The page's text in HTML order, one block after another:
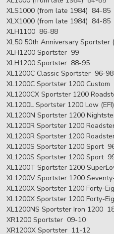
XLS1000 (from late 1984) 84-85
XLX1000 (from late 1984) 84-85
XLH1100 86-88
XL50 50th Anniversary Sportster
XLH1200 Sportster 99
XLH1200 Sportster 88-95
XL1200C Classic Sportster 96-98
XL1200C Sportster 1200
XL1200CX Sportster 1200
XL1200L Sportster 1200 Low
XL1200N Sportster 1200
XL1200R Sportster 1200
XL1200R Sportster 1200
XL1200S Sportster 1200 Sport
XL1200S Sportster 1200 Sport
XL1200T Sportster 1200
XL1200V Sportster 1200
XL1200X Sportster 1200 Forty-
XL1200X Sportster 1200 Forty-
XL1200NS Sportster Iron 1200
XR1200 Sportster 09-10
XR1200X Sportster 11-12